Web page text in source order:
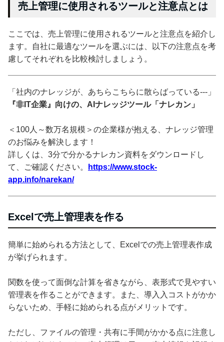
売上管理に使用されるツールと注意点とは
ここでは、売上管理に使用されるツールと注意点を紹介し
ます。自社に最適なツールを選ぶには、以下の注意点を考
慮してそれぞれを比較検討しましょう。
「社内のナレッジが、あちらこちらに散らばっている---」
『非IT企業』向けの、AIナレッジツール「ナレカン」
＜100人～数万名規模＞の企業様が抱える、ナレッジ管理
のお悩みを解決します！
詳しくは、3分で分かるナレカン資料をダウンロードし
て、ご確認ください。
https://www.stock-
app.info/narekan/
Excelで売上管理表を作る
簡単に始められる方法として、Excelでの売上管理表作成
が挙げられます。
関数を使って面倒な計算を省きながら、表形式で見やすい
管理表を作ることができます。また、導入入コストがかか
らないため、手軽に始められる点がメリットです。
ただし、ファイルの管理・共有に手間がかかる点に注意し